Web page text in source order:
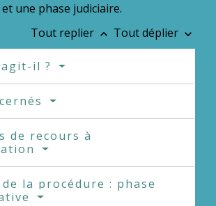
une phase judiciaire.
Tout replier keyboard_arrow_up Tout déplier keyboard_arrow_down
il ?
de recours à
la procédure : phase